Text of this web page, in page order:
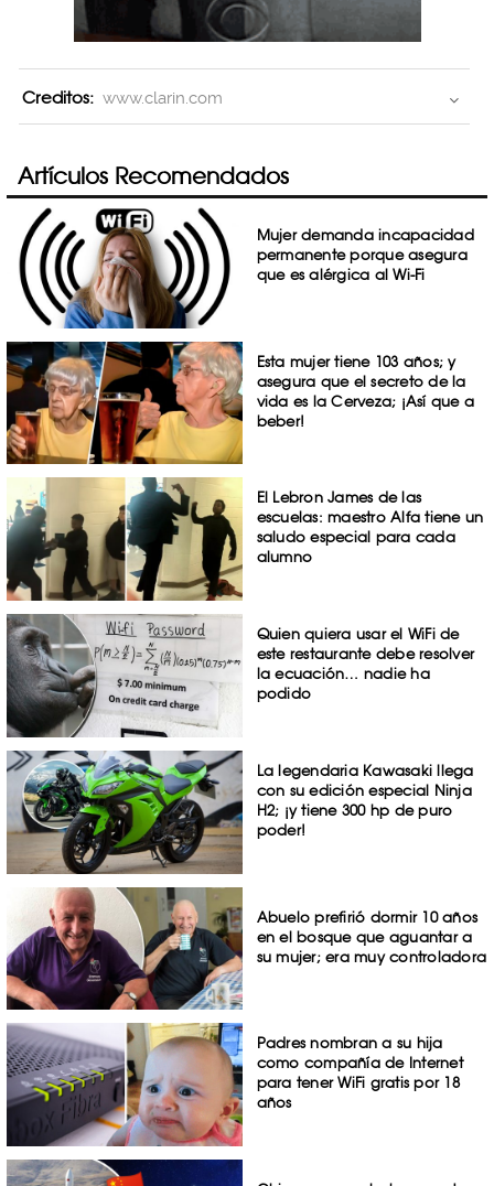
Creditos: www.clarin.com
Artículos Recomendados
Mujer demanda incapacidad
permanente porque asegura
que es alérgica al Wi-Fi
Esta mujer tiene 103 años; y
asegura que el secreto de la
vida es la Cerveza; ¡Así que a
beber!
El Lebron James de las
escuelas: maestro Alfa tiene un
saludo especial para cada
alumno
Quien quiera usar el WiFi de
este restaurante debe resolver
la ecuación… nadie ha
podido
La legendaria Kawasaki llega
con su edición especial Ninja
H2; ¡y tiene 300 hp de puro
poder!
Abuelo prefirió dormir 10 años
en el bosque que aguantar a
su mujer; era muy controladora
Padres nombran a su hija
como compañía de Internet
para tener WiFi gratis por 18
años